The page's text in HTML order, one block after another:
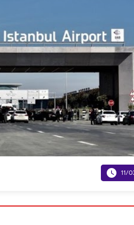
 11/